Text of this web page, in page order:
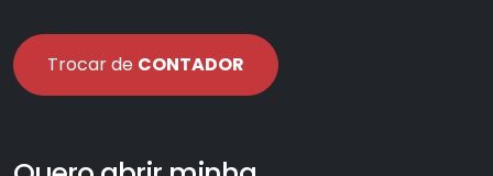
Trocar de CONTADOR